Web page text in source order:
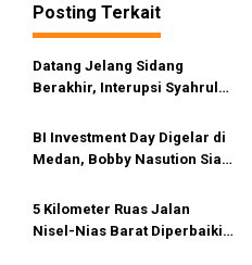
s
i
p
s
Posting Terkait
Datang Jelang Sidang
Berakhir, Interupsi Syahrul
DPRD Sumut Tuai Sorotan
BI Investment Day Digelar di
Medan, Bobby Nasution Siap
Sumatera Bahas Penguatan
Investasi
5 Kilometer Ruas Jalan
Nisel-Nias Barat Diperbaiki,